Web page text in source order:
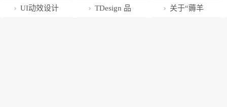
的动画
Desktop 版本 师如何寻求救
事辩护的黄金 是检察院的私 黑除恶第一年
UI动效设计 TDesign 品 关于“薅羊